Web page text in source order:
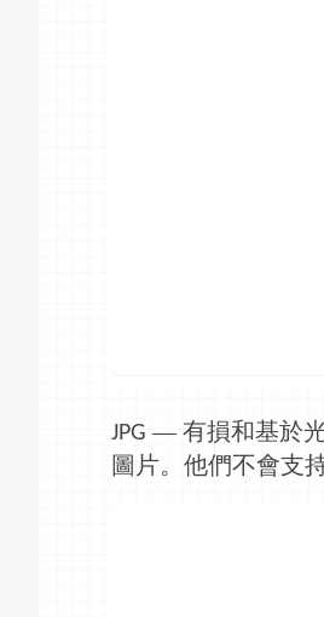
JPG— 有損和基於
圖片。他們不會支